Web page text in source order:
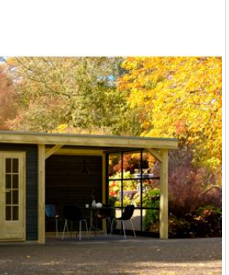
isolatie.
dubbele deuren aan
van 169 cm bij 190
toegang en
Daarnaast zijn er twee
en twee ramen aan de
cm, die zorgen voor
in het interieur. De
bedraagt 10 cm,
aantrekkelijk is, maar
biedt tegen